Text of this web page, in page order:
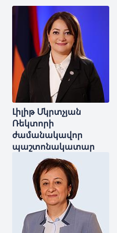
Լիլիթ Մկրտչյան
Ռեկտորի
ժամանակավոր
պաշտոնակատար